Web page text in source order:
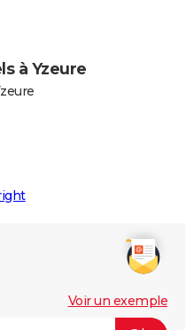
à Yzeure
Voir un exemple